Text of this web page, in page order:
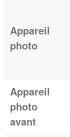
Appareil
photo
Appareil
photo
avant